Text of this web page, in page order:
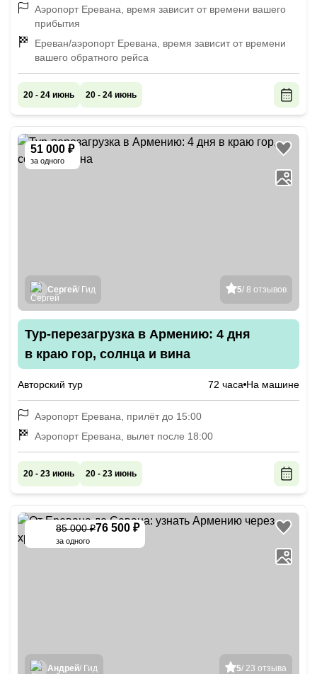
Аэропорт Еревана, время зависит от времени вашего
прибытия
Ереван/аэропорт Еревана, время зависит от времени
вашего обратного рейса
20 - 24 июнь 20 - 24 июнь
51 000 ₽
за одного
5/ 8 отзывов
Сергей/ Гид
Тур-перезагрузка в Армению: 4 дня
в краю гор, солнца и вина
Авторский тур 72 часа На машине
Аэропорт Еревана, прилёт до 15:00
Аэропорт Еревана, вылет после 18:00
20 - 23 июнь 20 - 23 июнь
85 000 ₽76 500 ₽
за одного
5/ 23 отзыва
Андрей/ Гид